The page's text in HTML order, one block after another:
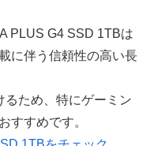
PLUS G4 SSD 1TBは
に伴う信頼性の高い長
ため、特にゲーミン
すすめです。